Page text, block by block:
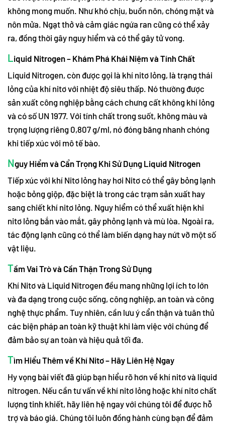
không mong muốn. Như khó chịu, buồn nôn, chóng mặt và
nôn mửa. Ngạt thở và cảm giác ngứa ran cũng có thể xảy
ra, đồng thời gây nguy hiểm và có thể gây tử vong.
Liquid Nitrogen – Khám Phá Khái Niệm và Tính Chất
Liquid Nitrogen, còn được gọi là khí nitơ lỏng, là trạng thái
lỏng của khí nitơ với nhiệt độ siêu thấp. Nó thường được
sản xuất công nghiệp bằng cách chưng cất không khí lỏng
và có số UN 1977. Với tính chất trong suốt, không màu và
trọng lượng riêng 0,807 g/ml, nó đóng băng nhanh chóng
khi tiếp xúc với mô tế bào.
Nguy Hiểm và Cẩn Trọng Khi Sử Dụng Liquid Nitrogen
Tiếp xúc với khí Nitơ lỏng hay hơi Nitơ có thể gây bỏng lạnh
hoặc bỏng giộp, đặc biệt là trong các trạm sản xuất hay
sang chiết khí nitơ lỏng. Nguy hiểm có thể xuất hiện khi
nitơ lỏng bắn vào mắt, gây phỏng lạnh và mù lòa. Ngoài ra,
tác động lạnh cũng có thể làm biến dạng hay nứt vỡ một số
vật liệu.
Tầm Vai Trò và Cần Thận Trong Sử Dụng
Khí Nitơ và Liquid Nitrogen đều mang những lợi ích to lớn
và đa dạng trong cuộc sống, công nghiệp, an toàn và công
nghệ thực phẩm. Tuy nhiên, cần lưu ý cẩn thận và tuân thủ
các biện pháp an toàn kỹ thuật khi làm việc với chúng để
đảm bảo sự an toàn và hiệu quả tối đa.
Tìm Hiểu Thêm về Khí Nitơ – Hãy Liên Hệ Ngay
Hy vọng bài viết đã giúp bạn hiểu rõ hơn về khí nitơ và liquid
nitrogen. Nếu cần tư vấn về khí nitơ lỏng hoặc khí nitơ chất
lượng tinh khiết, hãy liên hệ ngay với chúng tôi để được hỗ
trợ và báo giá. Chúng tôi luôn đồng hành cùng bạn để đảm